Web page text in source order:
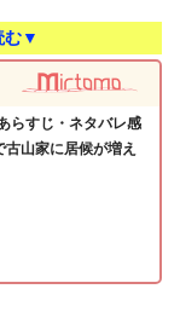
む▼
らすじ・ネタバレ感
山家に居候が増え